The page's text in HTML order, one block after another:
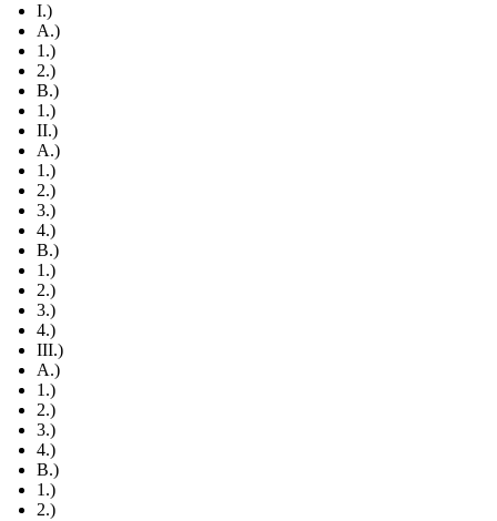
I.)
A.)
1.)
2.)
B.)
1.)
II.)
A.)
1.)
2.)
3.)
4.)
B.)
1.)
2.)
3.)
4.)
III.)
A.)
1.)
2.)
3.)
4.)
B.)
1.)
2.)